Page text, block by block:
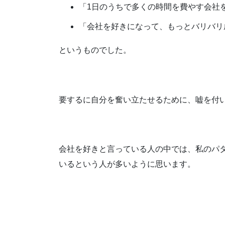
「1日のうちで多くの時間を費やす会
「会社を好きになって、もっとバリバ
というものでした。
要するに自分を奮い立たせるために、嘘を付
会社を好きと言っている人の中では、私のパ
いるという人が多いように思います。